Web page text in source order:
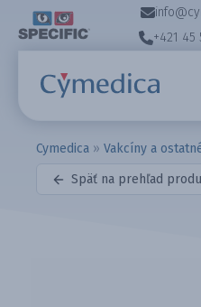
+421 45
Cymedica » Vakcíny a
Späť na prehľad